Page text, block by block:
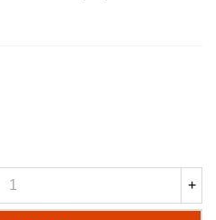
+